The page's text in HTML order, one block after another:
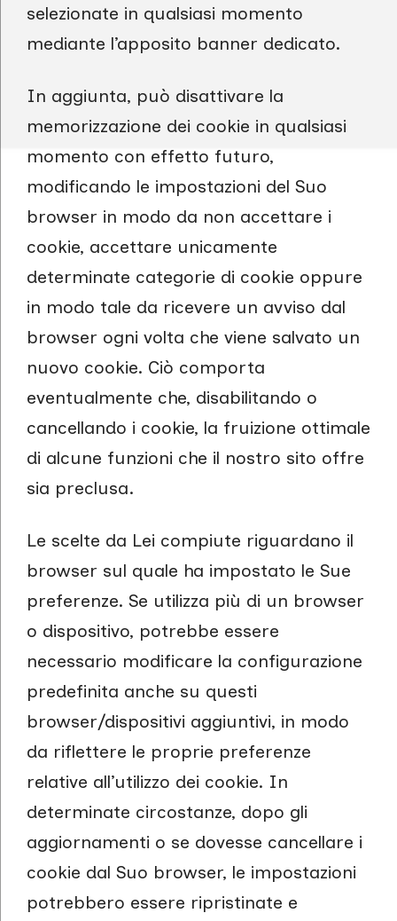
selezionate in qualsiasi momento
mediante l’apposito banner dedicato.
In aggiunta, può disattivare la
memorizzazione dei cookie in qualsiasi
momento con effetto futuro,
modificando le impostazioni del Suo
browser in modo da non accettare i
cookie, accettare unicamente
determinate categorie di cookie oppure
in modo tale da ricevere un avviso dal
browser ogni volta che viene salvato un
nuovo cookie. Ciò comporta
eventualmente che, disabilitando o
cancellando i cookie, la fruizione ottimale
di alcune funzioni che il nostro sito offre
sia preclusa.
Le scelte da Lei compiute riguardano il
browser sul quale ha impostato le Sue
preferenze. Se utilizza più di un browser
o dispositivo, potrebbe essere
necessario modificare la configurazione
predefinita anche su questi
browser/dispositivi aggiuntivi, in modo
da riflettere le proprie preferenze
relative all’utilizzo dei cookie. In
determinate circostanze, dopo gli
aggiornamenti o se dovesse cancellare i
cookie dal Suo browser, le impostazioni
potrebbero essere ripristinate e